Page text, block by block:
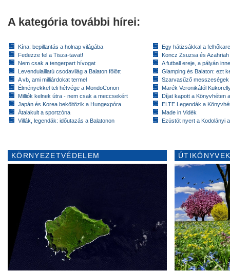
A kategória további hírei:
Kína: bepillantás a holnap világába
Fedezze fel a Tisza-tavat!
Nem csak a tengerpart hívogat
Levendulaillatú csodavilág a Balaton fölött
A vb, ami milliárdokat termel
Élményekkel teli hétvége a MondoConon
Milliók kelnek útra - nem csak a meccsekért
Japán és Korea beköltözik a Hungexpóra
Átalakult a sportzóna
Villák, legendák: időutazás a Balatonon
Egy hátizsákkal a
Koncz Zsuzsa és
A futball ereje, a pályán
Glamping és Balaton: ezt
Szarvasűző messzeségek
Marék Veronikától
Díjat kapott a Könyvhéten
ELTE Legendák a
Made in Vidék
Ezüstöt nyert a Kodolányi
KÖRNYEZETVÉDELEM